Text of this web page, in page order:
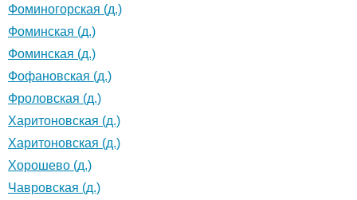
Фоминогорская (д.)
Фоминская (д.)
Фоминская (д.)
Фофановская (д.)
Фроловская (д.)
Харитоновская (д.)
Харитоновская (д.)
Хорошево (д.)
Чавровская (д.)